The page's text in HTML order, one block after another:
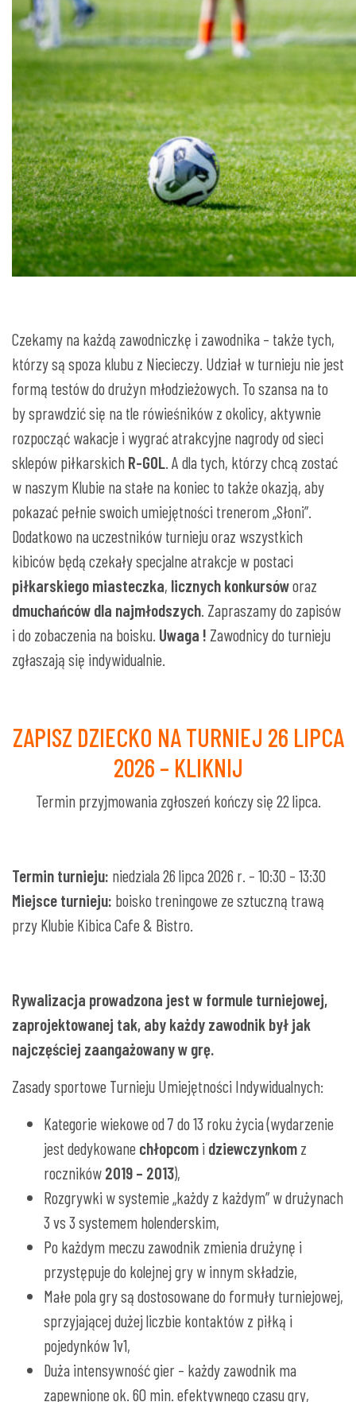
Czekamy na każdą zawodniczkę i zawodnika – także tych,
którzy są spoza klubu z Niecieczy. Udział w turnieju nie jest
formą testów do drużyn młodzieżowych. To szansa na to
by sprawdzić się na tle rówieśników z okolicy, aktywnie
rozpocząć wakacje i wygrać atrakcyjne nagrody od sieci
sklepów piłkarskich R-GOL. A dla tych, którzy chcą zostać
w naszym Klubie na stałe na koniec to także okazją, aby
pokazać pełnie swoich umiejętności trenerom „Słoni”.
Dodatkowo na uczestników turnieju oraz wszystkich
kibiców będą czekały specjalne atrakcje w postaci
piłkarskiego miasteczka, licznych konkursóworaz
dmuchańców dla najmłodszych. Zapraszamy do zapisów
i do zobaczenia na boisku. Uwaga ! Zawodnicy do turnieju
zgłaszają się indywidualnie.
ZAPISZ DZIECKO NA TURNIEJ 26 LIPCA
2026 – KLIKNIJ
Termin przyjmowania zgłoszeń kończy się 22 lipca.
Termin turnieju: niedziala 26 lipca 2026 r. – 10:30 – 13:30
Miejsce turnieju: boisko treningowe ze sztuczną trawą
przy Klubie Kibica Cafe & Bistro.
Rywalizacja prowadzona jest w formule turniejowej,
zaprojektowanej tak, aby każdy zawodnik był jak
najczęściej zaangażowany w grę.
Zasady sportowe Turnieju Umiejętności Indywidualnych:
Kategorie wiekowe od 7 do 13 roku życia (wydarzenie
jest dedykowane chłopcom i dziewczynkom z
roczników 2019 – 2013),
Rozgrywki w systemie „każdy z każdym” w drużynach
3 vs 3 systemem holenderskim,
Po każdym meczu zawodnik zmienia drużynę i
przystępuje do kolejnej gry w innym składzie,
Małe pola gry są dostosowane do formuły turniejowej,
sprzyjającej dużej liczbie kontaktów z piłką i
pojedynków 1v1,
Duża intensywność gier – każdy zawodnik ma
zapewnione ok. 60 min. efektywnego czasu gry,